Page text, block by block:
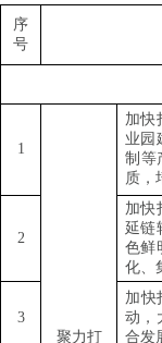
序
号
1
聚力打
加快
业园
制等
质，
2
加快
延链
色鲜
化、
3
加快
动，
合发